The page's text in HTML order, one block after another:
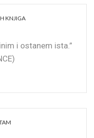
KNJIGA
i ostanem ista.”